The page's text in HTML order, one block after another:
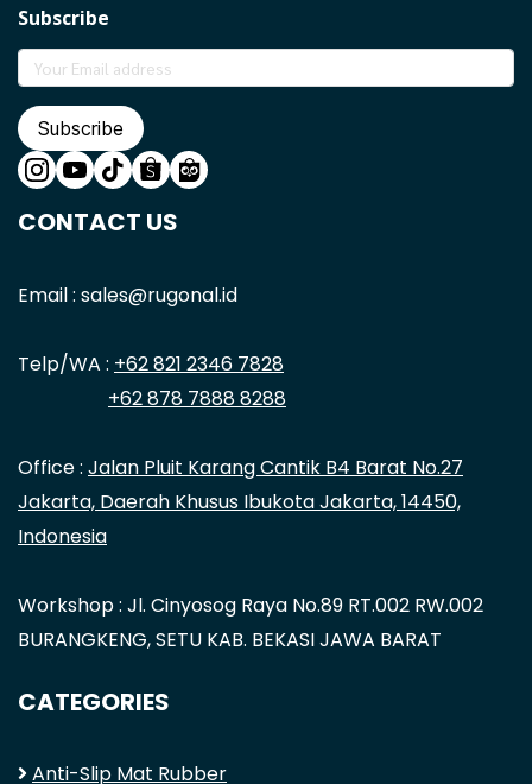
Subscribe
Subscribe
CONTACT US
Email : sales@rugonal.id
Telp/WA : +62 821 2346 7828
+62 878 7888 8288
Office : Jalan Pluit Karang Cantik B4 Barat No.27
Jakarta, Daerah Khusus Ibukota Jakarta, 14450,
Indonesia
Workshop : Jl. Cinyosog Raya No.89 RT.002 RW.002
BURANGKENG, SETU KAB. BEKASI JAWA BARAT
CATEGORIES
Anti-Slip Mat Rubber